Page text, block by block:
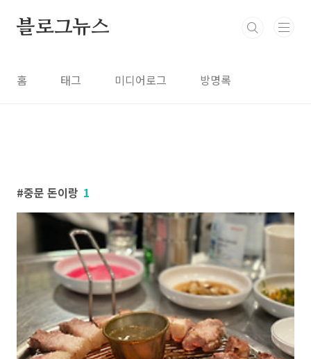
블로그뉴스
홈 태그 미디어로그 방명록
중문 돈이랑 1